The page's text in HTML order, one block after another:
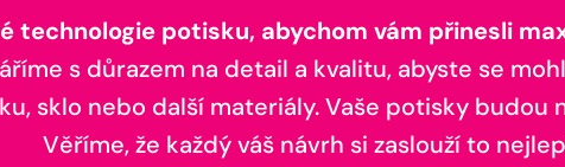
technologie potisku, abychom vám přinesli
s důrazem na detail a kvalitu, abyste se
sklo nebo další materiály. Vaše potisky
Věříme, že každý váš návrh si zaslouží to